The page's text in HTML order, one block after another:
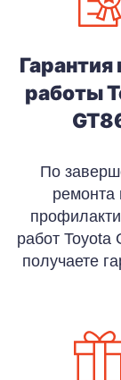
Гарантия
работы
По
ремонта
работ Toyota
получаете